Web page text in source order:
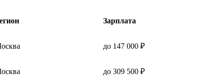
Зарплата
до 147 000 ₽
до 309 500 ₽